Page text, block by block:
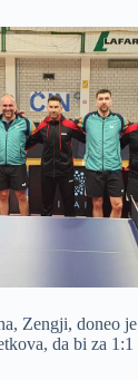
Zengji, doneo
da bi za